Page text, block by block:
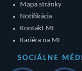
Mapa stránky
Notifikácia
Kontakt MF
Kariéra na MF
SOCIÁLNE